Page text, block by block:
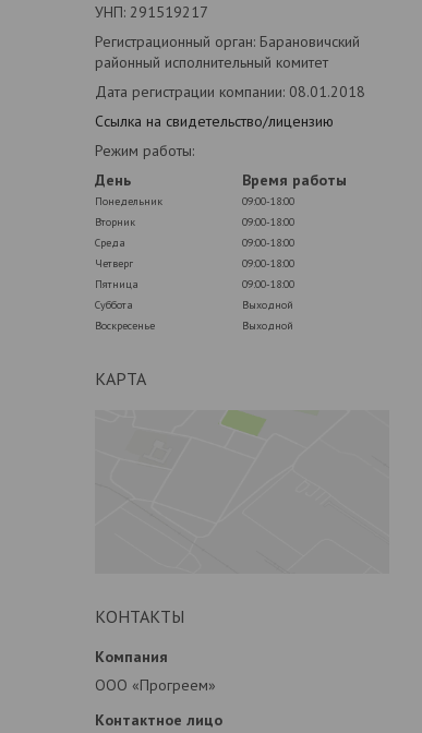
УНП: 291519217
Регистрационный орган: Барановичский
районный исполнительный комитет
Дата регистрации компании: 08.01.2018
Ссылка на свидетельство/лицензию
Режим работы:
День
Время работы
Понедельник
09:00-18:00
Вторник
09:00-18:00
Среда
09:00-18:00
Четверг
09:00-18:00
Пятница
09:00-18:00
Суббота
Выходной
Воскресенье
Выходной
КАРТА
КОНТАКТЫ
ООО «Прогреем»